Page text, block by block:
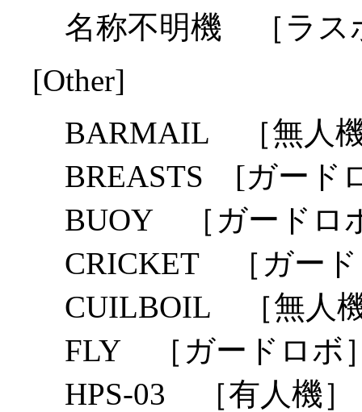
名称不明機 ［ラス
[Other]
BARMAIL ［無人
BREASTS [ガード
BUOY ［ガードロ
CRICKET ［ガー
CUILBOIL ［無人
FLY ［ガードロボ
HPS-03 ［有人機］